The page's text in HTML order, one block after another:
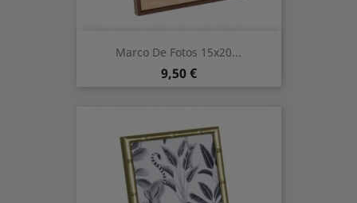
Marco De Fotos 15x20...
Precio
9,50 €